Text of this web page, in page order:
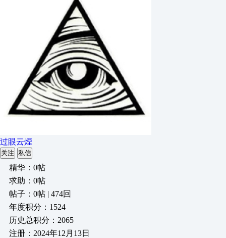
过眼云煙
关注 私信
精华：0帖
求助：0帖
帖子：0帖 | 474回
年度积分：1524
历史总积分：2065
注册：2024年12月13日